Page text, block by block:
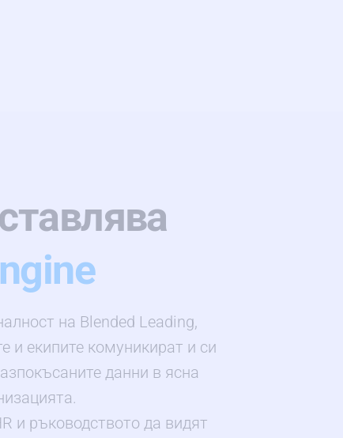
на Blended Leading,
и екипите комуникират и си
данни в ясна
и ръководството да видят